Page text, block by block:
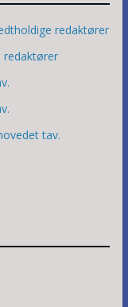
redaktører
tav.